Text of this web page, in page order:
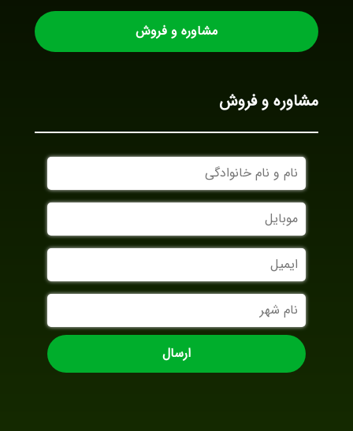
مشاوره و فروش
مشاوره و فروش
نام
و
نام
خانوادگی
موبایل
ایمیل
نام
شهر